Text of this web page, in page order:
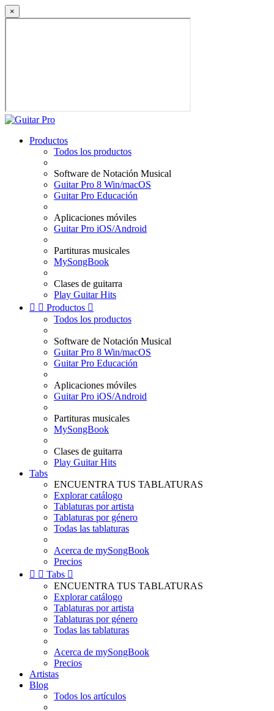
×
Productos
Todos los productos
Software de Notación Musical
Guitar Pro 8 Win/macOS
Guitar Pro Educación
Aplicaciones móviles
Guitar Pro iOS/Android
Partituras musicales
MySongBook
Clases de guitarra
Play Guitar Hits
  Productos 
Todos los productos
Software de Notación Musical
Guitar Pro 8 Win/macOS
Guitar Pro Educación
Aplicaciones móviles
Guitar Pro iOS/Android
Partituras musicales
MySongBook
Clases de guitarra
Play Guitar Hits
Tabs
ENCUENTRA TUS TABLATURAS
Explorar catálogo
Tablaturas por artista
Tablaturas por género
Todas las tablaturas
Acerca de mySongBook
Precios
  Tabs 
ENCUENTRA TUS TABLATURAS
Explorar catálogo
Tablaturas por artista
Tablaturas por género
Todas las tablaturas
Acerca de mySongBook
Precios
Artistas
Blog
Todos los artículos